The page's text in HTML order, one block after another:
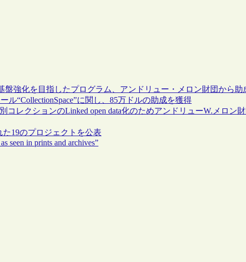
強化を目指したプログラム、アンドリュー・メロン財団から助
“CollectionSpace”に関し、85万ドルの助成を獲得
レクションのLinked open data化のためアンドリューW.メロン財
た19のプロジェクトを公表
seen in prints and archives”